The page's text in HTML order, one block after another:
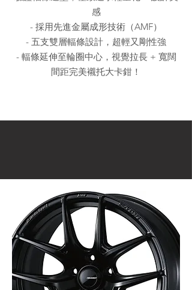
感
- 採用先進金屬成形技術（AMF）
- 五支雙層輻條設計，超輕又剛性強
- 輻條延伸至輪圈中心，視覺拉長 + 寬闊
間距完美襯托大卡鉗！